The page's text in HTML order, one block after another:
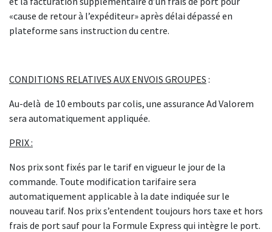
«cause de retour à l’expéditeur» après délai dépassé en
plateforme sans instruction du centre.
CONDITIONS RELATIVES AUX ENVOIS GROUPES :
Au-delà de 10 embouts par colis, une assurance Ad Valorem
sera automatiquement appliquée.
PRIX :
Nos prix sont fixés par le tarif en vigueur le jour de la
commande. Toute modification tarifaire sera
automatiquement applicable à la date indiquée sur le
nouveau tarif. Nos prix s’entendent toujours hors taxe et hors
frais de port sauf pour la Formule Express qui intègre le port.